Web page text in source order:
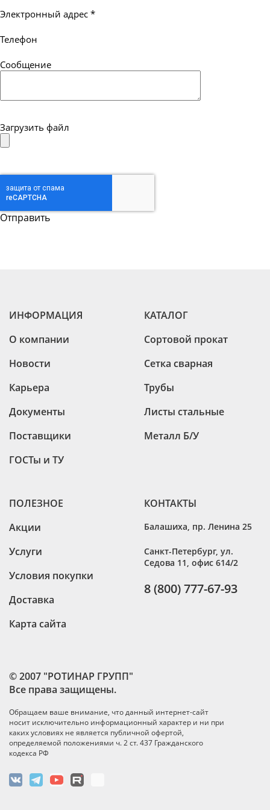
Электронный адрес *
Телефон
Сообщение
Загрузить файл
© 2007 "РОТИНАР ГРУПП"
Все права защищены.
Обращаем ваше внимание, что данный интернет-сайт
носит исключительно информационный характер и ни при
каких условиях не является публичной офертой,
определяемой положениями ч. 2 ст. 437 Гражданского
кодекса РФ
ИНФОРМАЦИЯ
О компании
Новости
Карьера
Документы
Поставщики
ГОСТы и ТУ
КАТАЛОГ
Сортовой прокат
Сетка сварная
Трубы
Листы стальные
Металл Б/У
ПОЛЕЗНОЕ
Акции
Услуги
Условия покупки
Доставка
Карта сайта
КОНТАКТЫ
Балашиха пр. Ленина 25
Санкт-Петербург, ул.
Седова 11, офис 614/2
8 (800) 777-67-93